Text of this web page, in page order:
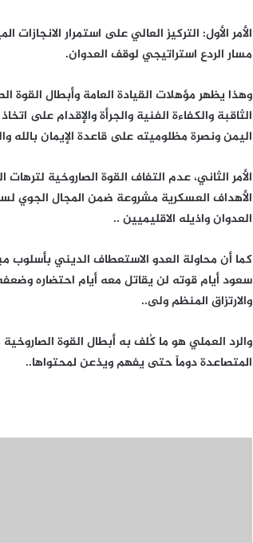
الأمر الأول: التركيز العالي على استمرار
مسار الردع استراتيجي لوقف العدوان.
وهذا يظهر مؤهلات القيادة العامة وأبطال القوة
الثاقبة والكفاءة الفنية والجرأة والإقدام
اليمن ونصرة مظلوميته على قاعدة الإيمان بالله
الأمر الثاني، عدم التفاف القوة الصاروخية
الأهداف العسكرية مشروعة ضمن المجال الجوي
العدوان واذيله الاقليميين ..
كما أن محاولة العدو الاستعطاف الديني
سعود أيام قوته لن يقاتل معه أيام احتضاره
والارتزاق المنظم ولى..
والرد العملي هو ما كُلف به أبطال القوة
المتصاعدة دوماً حتى يفهم ويذعن لمحتواها..